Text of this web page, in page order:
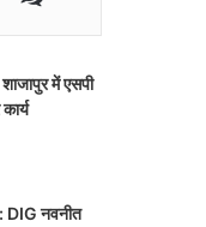
में एसपी
नवनीत